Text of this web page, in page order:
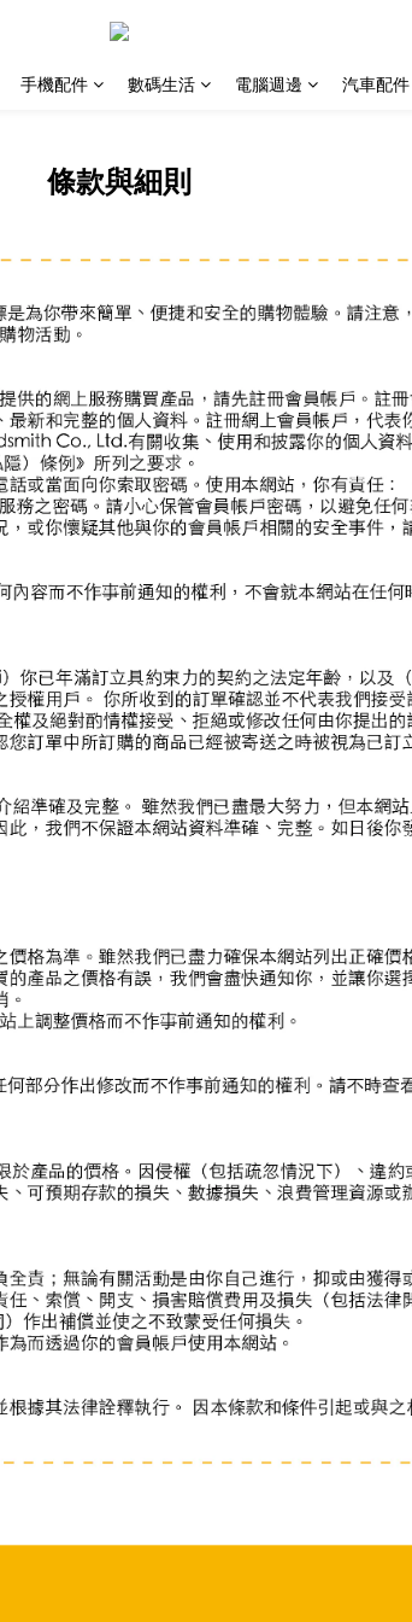
手機配件 數碼生活 電腦週邊 汽車配件
條款與細則